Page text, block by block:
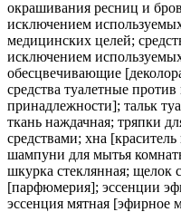
окрашивания ресниц и
исключением
медицинских целей;
исключением
обесцвечивающие
средства туалетные
принадлежности]; тальк
ткань наждачная; тряпки
средствами; хна
шампуни для мытья
шкурка стеклянная; щелок
[парфюмерия]; эссенции
эссенция мятная [эфирное